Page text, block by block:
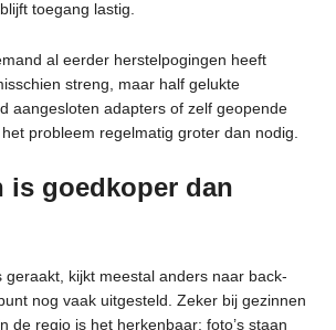
toegang lastig.
al eerder herstelpogingen heeft
streng, maar half gelukte
aangesloten adapters of zelf geopende
probleem regelmatig groter dan nodig.
is goedkoper dan
geraakt, kijkt meestal anders naar back-
nog vaak uitgesteld. Zeker bij gezinnen
de regio is het herkenbaar: foto’s staan